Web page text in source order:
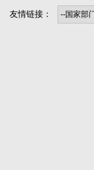
友情链接：